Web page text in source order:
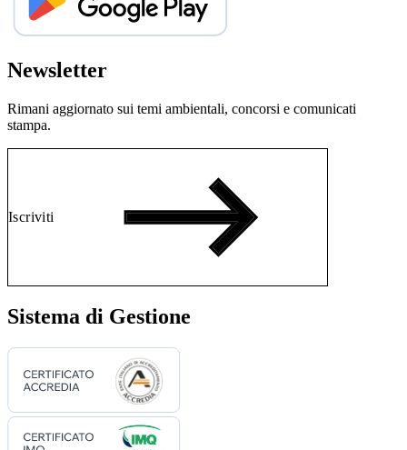
Newsletter
Rimani aggiornato sui temi ambientali, concorsi e comunicati
stampa.
Iscriviti
Sistema di Gestione